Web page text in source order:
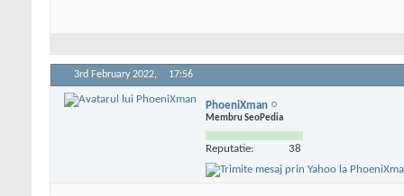
3rd February 2022, 17:56
PhoeniXman
Membru SeoPedia
Reputatie: 38